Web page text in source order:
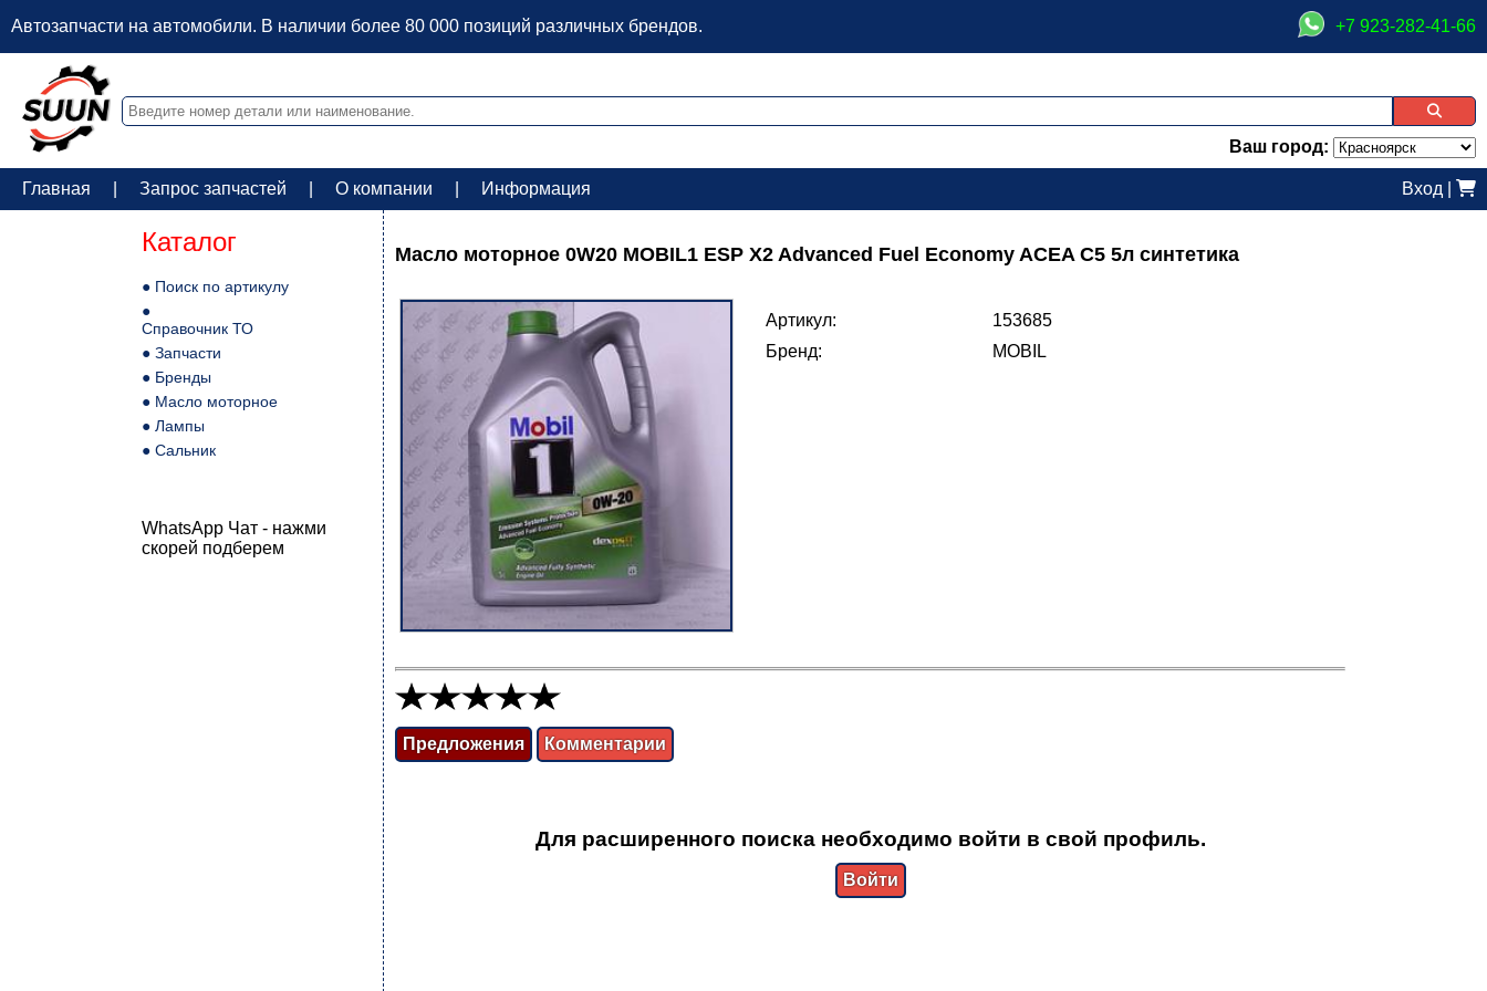
Автозапчасти на автомобили. В наличии более 80 000 позиций различных брендов. +7 923-282-41-66
Ваш город:
Вход
Главная Запрос запчастей О компании Информация
Каталог
● Поиск по артикулу
●
Справочник ТО
● Запчасти
● Бренды
● Масло моторное
● Лампы
● Сальник
WhatsApp Чат - нажми
скорей подберем
Масло моторное 0W20 MOBIL1 ESP X2 Advanced Fuel Economy ACEA C5 5л синтетика
Артикул:
153685
Бренд:
MOBIL
Предложения Комментарии
Для расширенного поиска необходимо войти в свой профиль.
Войти